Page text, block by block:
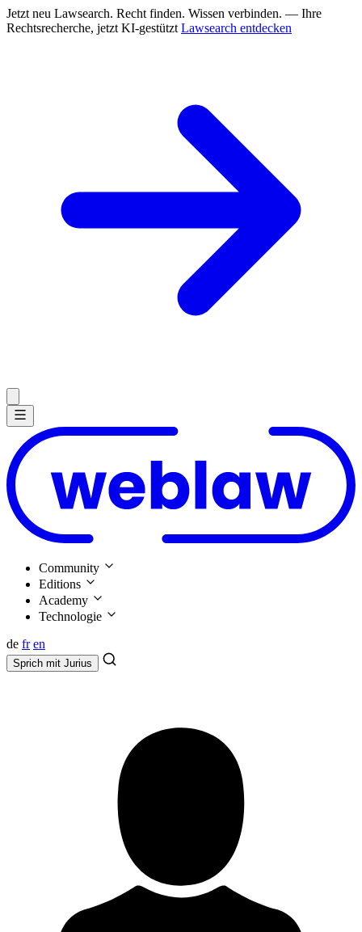
Jetzt neu Lawsearch. Recht finden. Wissen verbinden. — Ihre
Rechtsrecherche, jetzt KI-gestützt Lawsearch entdecken
Community
Editions
Academy
Technologie
de fr en
Sprich mit Jurius